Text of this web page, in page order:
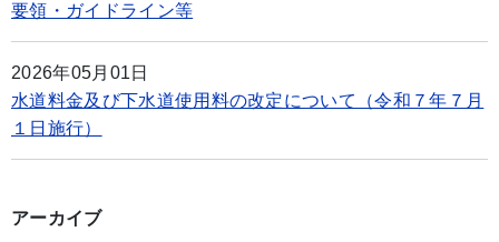
要領・ガイドライン等
2026年05月01日
水道料金及び下水道使用料の改定について（令和７年７月
１日施行）
アーカイブ